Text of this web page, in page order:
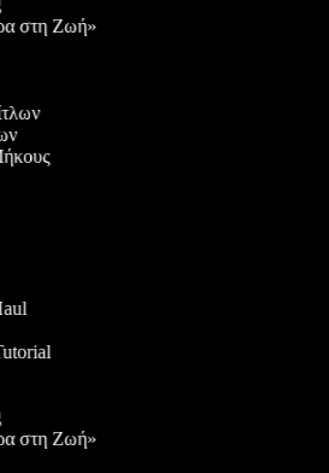
στη Ζωή»
στη Ζωή»